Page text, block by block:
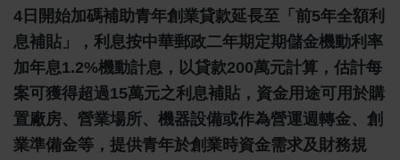
4日開始加碼補助青年創業貸款延長至「前5年全額利
息補貼」，利息按中華郵政二年期定期儲金機動利率
加年息1.2%機動計息，以貸款200萬元計算，估計每
案可獲得超過15萬元之利息補貼，資金用途可用於購
置廠房、營業場所、機器設備或作為營運週轉金、創
業準備金等，提供青年於創業時資金需求及財務規